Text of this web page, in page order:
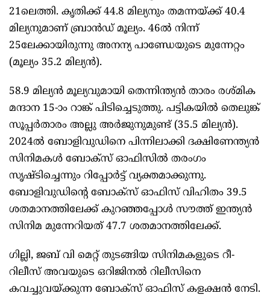
21ലെത്തി. കൃതിക്ക് 44.8 മില്യനും തമന്നയ്ക്ക് 40.4
മില്യനുമാണ് ബ്രാൻഡ് മൂല്യം. 46ൽ നിന്ന്
25ലേക്കായിരുന്നു അനന്യ പാണ്ഡേയുടെ മുന്നേറ്റം
(മൂല്യം 35.2 മില്യൻ).
58.9 മില്യൻ മൂല്യവുമായി തെന്നിന്ത്യൻ താരം രശ്മിക
മന്ദാന 15-ാം റാങ്ക് പിടിച്ചെടുത്തു. പട്ടികയിൽ‌ തെലുങ്ക്
സൂപ്പർതാരം അല്ലു അർജുനുമുണ്ട് (35.5 മില്യൻ).
2024ൽ ബോളിവുഡിനെ പിന്നിലാക്കി ദക്ഷിണേന്ത്യൻ
സിനിമകൾ ബോക്സ് ഓഫിസിൽ തരംഗം
സൃഷ്ടിച്ചെന്നും റിപ്പോർട്ട് വ്യക്തമാക്കുന്നു.
ബോളിവുഡിന്റെ ബോക്സ് ഓഫിസ് വിഹിതം 39.5
ശതമാനത്തിലേക്ക് കുറഞ്ഞപ്പോൾ സൗത്ത് ഇന്ത്യൻ
സിനിമ മുന്നേറിയത് 47.7 ശതമാനത്തിലേക്ക്.
ഗില്ലി, ജബ് വി മെറ്റ് തുടങ്ങിയ സിനിമകളുടെ റീ-
റിലീസ് അവയുടെ ഒറിജിനൽ റിലീസിനെ
കവച്ചുവയ്ക്കുന്ന ബോക്സ് ഓഫിസ് കളക്ഷൻ നേടി.